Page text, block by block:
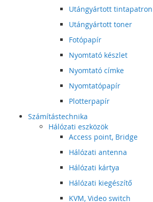
Utángyártott tintapatron
Utángyártott toner
Fotópapír
Nyomtató készlet
Nyomtató címke
Nyomtatópapír
Plotterpapír
Számítástechnika
Hálózati eszközök
Access point, Bridge
Hálózati antenna
Hálózati kártya
Hálózati kiegészítő
KVM, Video switch